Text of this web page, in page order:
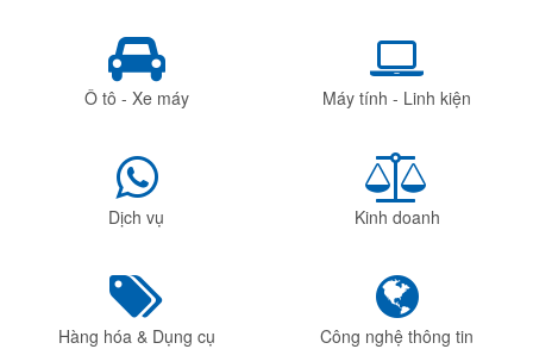
Ô tô - Xe máy Máy tính - Linh kiện
Dịch vụ Kinh doanh
Hàng hóa & Dụng cụ Công nghệ thông tin